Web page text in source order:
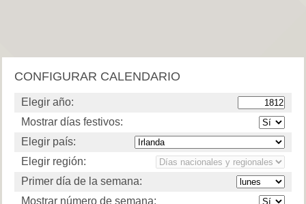
CONFIGURAR CALENDARIO
Elegir año:
Mostrar días festivos:
Elegir país:
Elegir región:
Primer día de la semana:
Mostrar número de semana: